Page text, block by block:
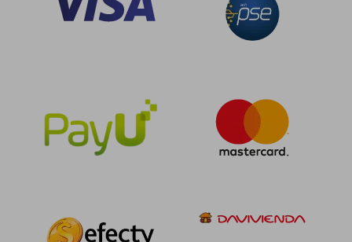
45%
dcto.
$ 124.339 45%
dcto.